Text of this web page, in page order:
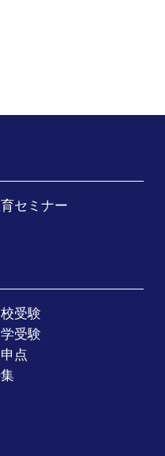
セミナー
受験
受験
点